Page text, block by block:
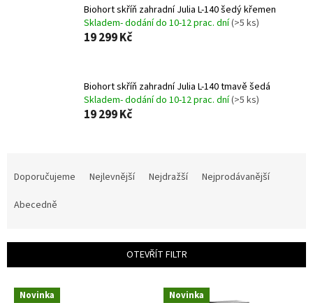
Biohort skříň zahradní Julia L-140 šedý křemen
Skladem- dodání do 10-12 prac. dní(>5 ks)
19 299 Kč
Biohort skříň zahradní Julia L-140 tmavě šedá
Skladem- dodání do 10-12 prac. dní(>5 ks)
19 299 Kč
í
r
Doporučujeme Nejlevnější Nejdražší
Nejprodávanější
Abecedně
OTEVŘÍT FILTR
Novinka Novinka